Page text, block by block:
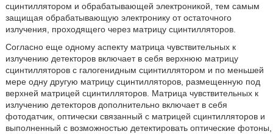
сцинтиллятором и обрабатывающей электроникой, тем самым
защищая обрабатывающую электронику от остаточного
излучения, проходящего через матрицу сцинтилляторов.
Согласно еще одному аспекту матрица чувствительных к
излучению детекторов включает в себя верхнюю матрицу
сцинтилляторов с галогенидным сцинтиллятором и по меньшей
мере одну другую матрицу сцинтилляторов, размещенную под
верхней матрицей сцинтилляторов. Матрица чувствительных к
излучению детекторов дополнительно включает в себя
фотодатчик, оптически связанный с матрицей сцинтилляторов и
выполненный с возможностью детектировать оптические фотоны,